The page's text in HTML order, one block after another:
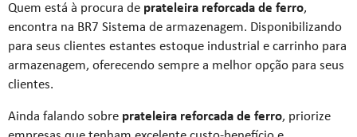
Quem está à procura de prateleira reforcada de ferro,
encontra na BR7 Sistema de armazenagem. Disponibilizando
para seus clientes estantes estoque industrial e carrinho para
armazenagem, oferecendo sempre a melhor opção para seus
clientes.
Ainda falando sobre prateleira reforcada de ferro, priorize